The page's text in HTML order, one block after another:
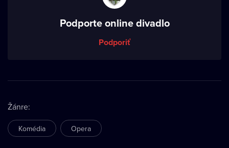
Podporte online divadlo
Podporiť
Žánre:
Komédia Opera